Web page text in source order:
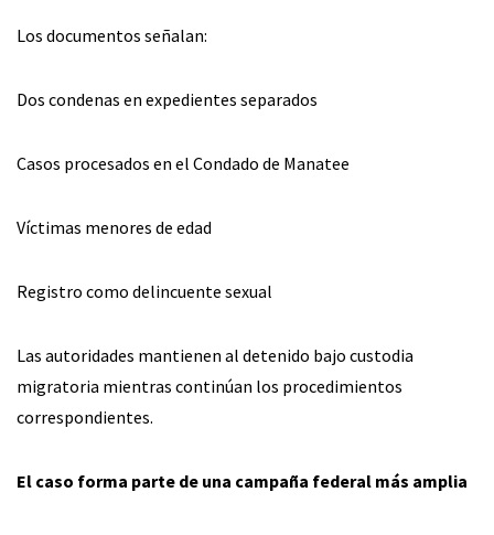
Los documentos señalan:
Dos condenas en expedientes separados
Casos procesados en el Condado de Manatee
Víctimas menores de edad
Registro como delincuente sexual
Las autoridades mantienen al detenido bajo custodia
migratoria mientras continúan los procedimientos
correspondientes.
El caso forma parte de una campaña federal más amplia